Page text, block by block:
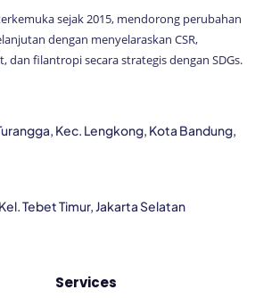
sejak 2015, mendorong perubahan
dengan menyelaraskan CSR,
dan filantropi secara strategis dengan SDGs.
Kec. Lengkong, Kota Bandung,
Tebet Timur, Jakarta Selatan
Services